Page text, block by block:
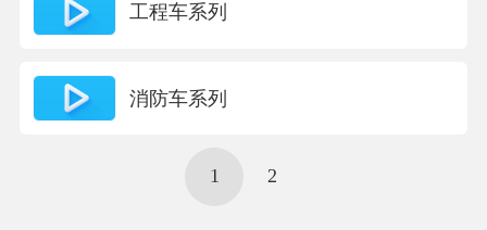
工程车系列
消防车系列
1 2